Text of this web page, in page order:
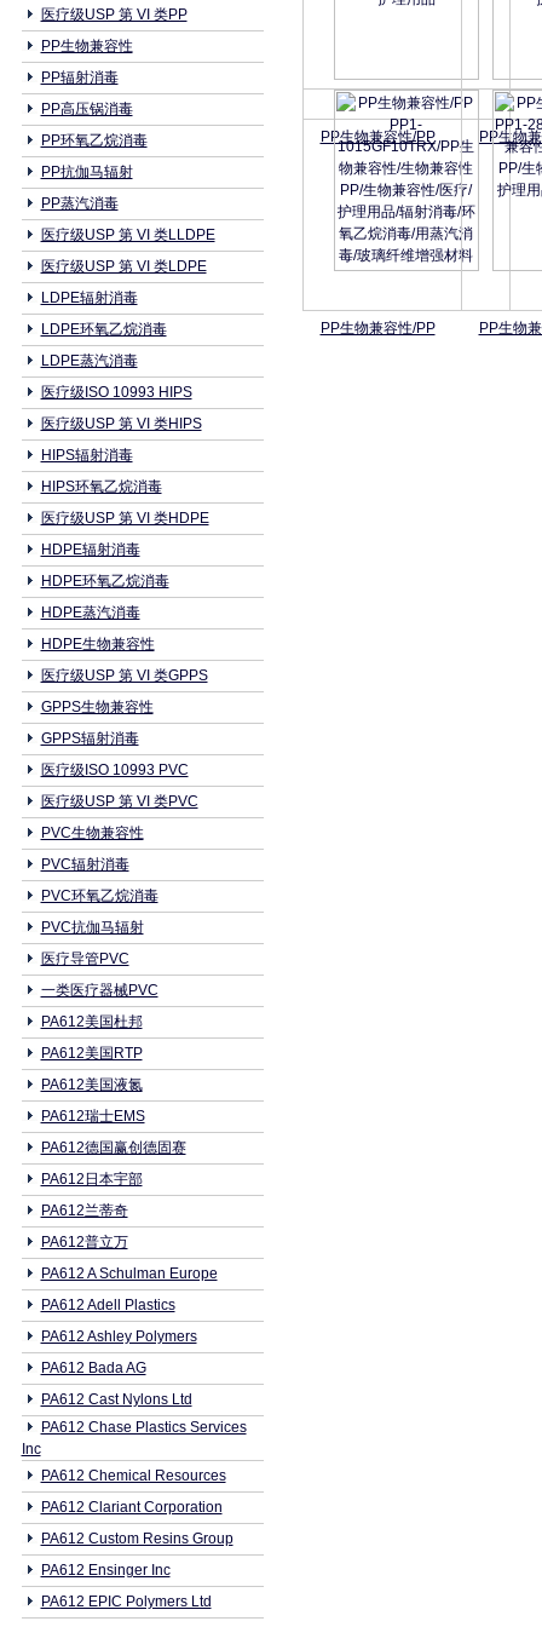
医疗级USP 第 VI 类PP
PP生物兼容性
PP辐射消毒
PP高压锅消毒
PP环氧乙烷消毒
PP抗伽马辐射
PP蒸汽消毒
医疗级USP 第 VI 类LLDPE
医疗级USP 第 VI 类LDPE
LDPE辐射消毒
LDPE环氧乙烷消毒
LDPE蒸汽消毒
医疗级ISO 10993 HIPS
医疗级USP 第 VI 类HIPS
HIPS辐射消毒
HIPS环氧乙烷消毒
医疗级USP 第 VI 类HDPE
HDPE辐射消毒
HDPE环氧乙烷消毒
HDPE蒸汽消毒
HDPE生物兼容性
医疗级USP 第 VI 类GPPS
GPPS生物兼容性
GPPS辐射消毒
医疗级ISO 10993 PVC
医疗级USP 第 VI 类PVC
PVC生物兼容性
PVC辐射消毒
PVC环氧乙烷消毒
PVC抗伽马辐射
医疗导管PVC
一类医疗器械PVC
PA612美国杜邦
PA612美国RTP
PA612美国液氮
PA612瑞士EMS
PA612德国赢创德固赛
PA612日本宇部
PA612兰蒂奇
PA612普立万
PA612 A Schulman Europe
PA612 Adell Plastics
PA612 Ashley Polymers
PA612 Bada AG
PA612 Cast Nylons Ltd
PA612 Chase Plastics Services
Inc
PA612 Chemical Resources
PA612 Clariant Corporation
PA612 Custom Resins Group
PA612 Ensinger Inc
PA612 EPIC Polymers Ltd
PP生物兼容性/PP PP生物
PP生物兼容性/PP PP生物